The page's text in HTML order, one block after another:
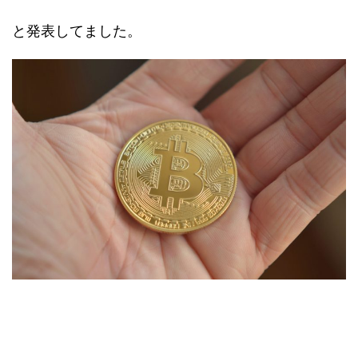
と発表してました。